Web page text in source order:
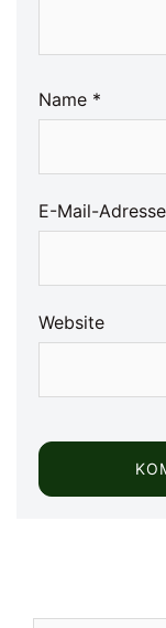
Name *
E-Mail-Adresse
Website